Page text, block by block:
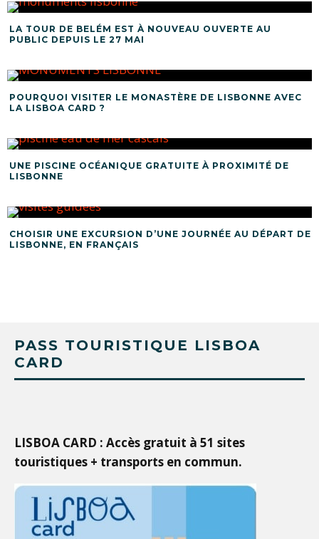
LA TOUR DE BELÉM EST À NOUVEAU OUVERTE AU
PUBLIC DEPUIS LE 27 MAI
POURQUOI VISITER LE MONASTÈRE DE LISBONNE AVEC
LA LISBOA CARD ?
UNE PISCINE OCÉANIQUE GRATUITE À PROXIMITÉ DE
LISBONNE
CHOISIR UNE EXCURSION D’UNE JOURNÉE AU DÉPART DE
LISBONNE, EN FRANÇAIS
PASS TOURISTIQUE LISBOA
CARD
LISBOA CARD : Accès gratuit à 51 sites
touristiques + transports en commun.